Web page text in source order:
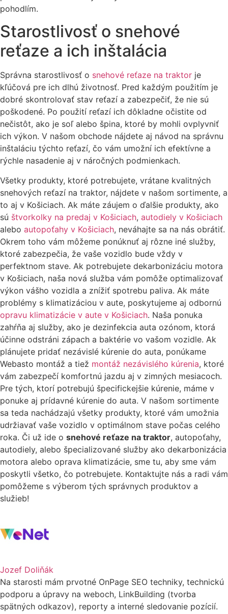
pohodlím.
Starostlivosť o snehové
reťaze a ich inštalácia
Správna starostlivosť o snehové reťaze na traktor je
kľúčová pre ich dlhú životnosť. Pred každým použitím je
dobré skontrolovať stav reťazí a zabezpečiť, že nie sú
poškodené. Po použití reťazí ich dôkladne očistite od
nečistôt, ako je soľ alebo špina, ktoré by mohli ovplyvniť
ich výkon. V našom obchode nájdete aj návod na správnu
inštaláciu týchto reťazí, čo vám umožní ich efektívne a
rýchle nasadenie aj v náročných podmienkach.
Všetky produkty, ktoré potrebujete, vrátane kvalitných
snehových reťazí na traktor, nájdete v našom sortimente, a
to aj v Košiciach. Ak máte záujem o ďalšie produkty, ako
sú štvorkolky na predaj v Košiciach, autodiely v Košiciach
alebo autopoťahy v Košiciach, neváhajte sa na nás obrátiť.
Okrem toho vám môžeme ponúknuť aj rôzne iné služby,
ktoré zabezpečia, že vaše vozidlo bude vždy v
perfektnom stave. Ak potrebujete dekarbonizáciu motora
v Košiciach, naša nová služba vám pomôže optimalizovať
výkon vášho vozidla a znížiť spotrebu paliva. Ak máte
problémy s klimatizáciou v aute, poskytujeme aj odbornú
opravu klimatizácie v aute v Košiciach. Naša ponuka
zahŕňa aj služby, ako je dezinfekcia auta ozónom, ktorá
účinne odstráni zápach a baktérie vo vašom vozidle. Ak
plánujete pridať nezávislé kúrenie do auta, ponúkame
Webasto montáž a tiež montáž nezávislého kúrenia, ktoré
vám zabezpečí komfortnú jazdu aj v zimných mesiacoch.
Pre tých, ktorí potrebujú špecifickejšie kúrenie, máme v
ponuke aj prídavné kúrenie do auta. V našom sortimente
sa teda nachádzajú všetky produkty, ktoré vám umožnia
udržiavať vaše vozidlo v optimálnom stave počas celého
roka. Či už ide o snehové reťaze na traktor, autopoťahy,
autodiely, alebo špecializované služby ako dekarbonizácia
motora alebo oprava klimatizácie, sme tu, aby sme vám
poskytli všetko, čo potrebujete. Kontaktujte nás a radi vám
pomôžeme s výberom tých správnych produktov a
služieb!
Jozef Doliňák
Na starosti mám prvotné OnPage SEO techniky, technickú
podporu a úpravy na weboch, LinkBuilding (tvorba
spätných odkazov), reporty a interné sledovanie pozícií.